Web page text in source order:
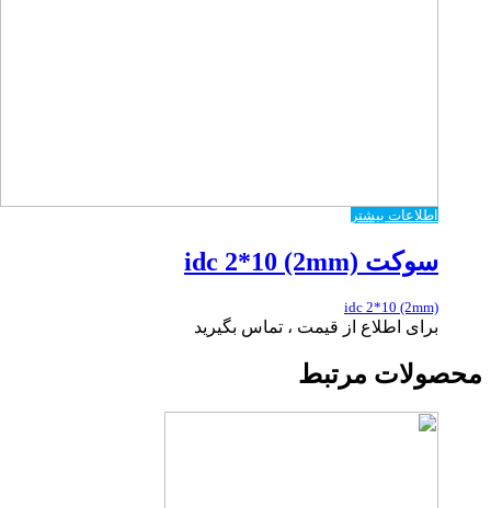
اطلاعات بیشتر
سوکت idc 2*10 (2mm)
idc 2*10 (2mm)
برای اطلاع از قیمت ، تماس بگیرید
محصولات مرتبط